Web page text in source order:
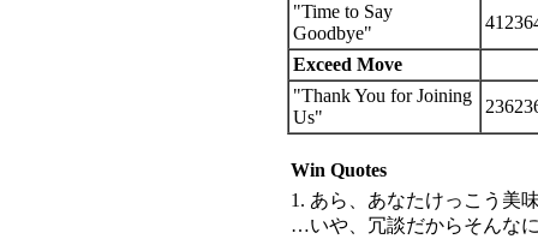
"Time to Say
Goodbye"
Exceed Move
"Thank You for Joining
Us"
Win Quotes
1. あら、あなたけっこう美
…いや、冗談だからそんな